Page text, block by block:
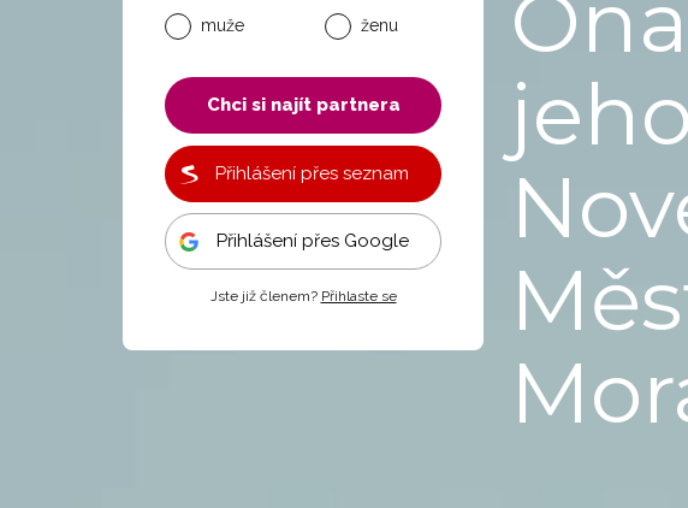
muže
ženu
Chci si najít partnera
Přihlášení přes seznam
Přihlášení přes Google
Jste již členem? Přihlaste se
jeho